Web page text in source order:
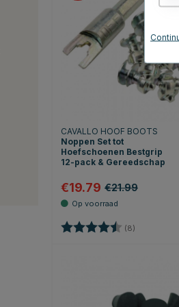
CAVALLO HOOF BOOTS
Noppen Set tot
Hoefschoenen Bestgrip
12-pack & Gereedschap
€19.79 €21.99
Beoordeling: (8)